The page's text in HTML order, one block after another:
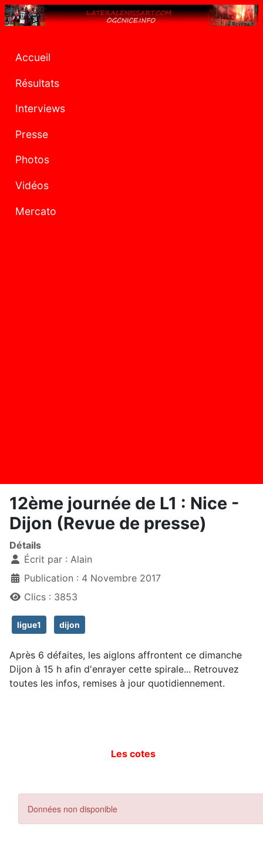
Accueil
Résultats
Interviews
Presse
Photos
Vidéos
Mercato
12ème journée de L1 : Nice -
Dijon (Revue de presse)
Détails
Écrit par : Alain
Publication : 4 Novembre 2017
Clics : 3853
ligue1 dijon
Après 6 défaites, les aiglons affrontent ce dimanche
Dijon à 15 h afin d'enrayer cette spirale... Retrouvez
toutes les infos, remises à jour quotidiennement.
Les cotes